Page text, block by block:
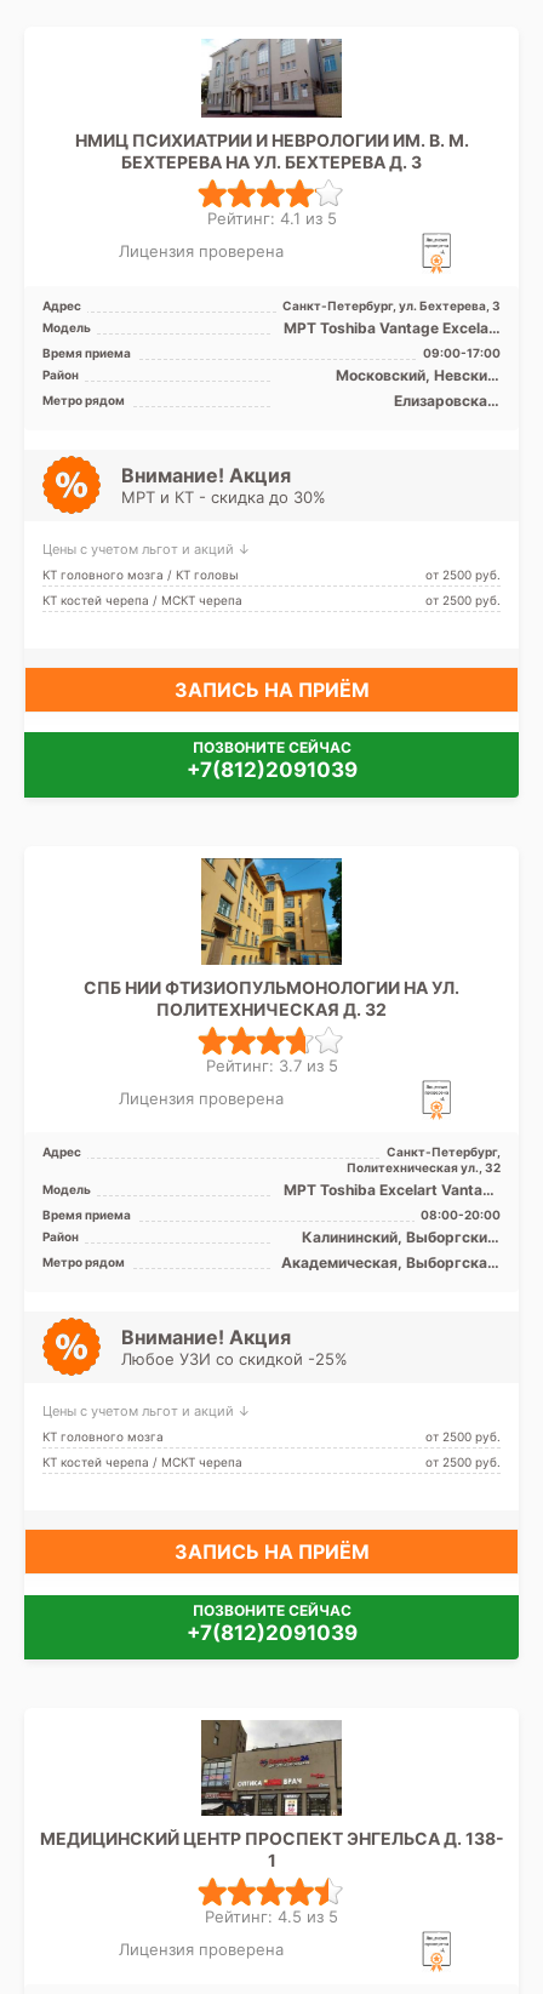
НМИЦ ПСИХИАТРИИ И НЕВРОЛОГИИ ИМ. В. М.
БЕХТЕРЕВА НА УЛ. БЕХТЕРЕВА Д. 3
Рейтинг: 4.1 из 5
Лицензия проверена
Адрес
Санкт-Петербург, ул. Бехтерева, 3
Модель
МРТ Toshiba Vantage Excelart
XGV 1.5T закрытый тип, КТ
Philips BRILLIA ...
Время приема
09:00-17:00
Район
Московский, Невский,
Фрунзенский, Центральный
Метро рядом
Елизаровская,
Внимание! Акция
МРТ и КТ - скидка до 30%
Цены с учетом льгот и акций ↓
КТ головного мозга / КТ головы
от 2500 pуб.
КТ костей черепа / МСКТ черепа
от 2500 pуб.
ЗАПИСЬ НА ПРИЁМ
ПОЗВОНИТЕ СЕЙЧАС
+7(812)2091039
СПБ НИИ ФТИЗИОПУЛЬМОНОЛОГИИ НА УЛ.
ПОЛИТЕХНИЧЕСКАЯ Д. 32
Рейтинг: 3.7 из 5
Лицензия проверена
Адрес
Санкт-Петербург,
Политехническая ул., 32
Модель
МРТ Toshiba Excelart Vantage
1.5T закрытый тип, КТ
Toshiba Aquilion 32 ...
Время приема
08:00-20:00
Район
Калининский, Выборгский,
Красногвардейский,
Петроградский, Приморский
Метро рядом
Академическая, Выборгская,
Мужества, Политехническая,
Проспект Просвещения,
Внимание! Акция
Любое УЗИ со скидкой -25%
Цены с учетом льгот и акций ↓
КТ головного мозга
от 2500 pуб.
КТ костей черепа / МСКТ черепа
от 2500 pуб.
ЗАПИСЬ НА ПРИЁМ
ПОЗВОНИТЕ СЕЙЧАС
+7(812)2091039
МЕДИЦИНСКИЙ ЦЕНТР ПРОСПЕКТ ЭНГЕЛЬСА Д. 138-
1
Рейтинг: 4.5 из 5
Лицензия проверена